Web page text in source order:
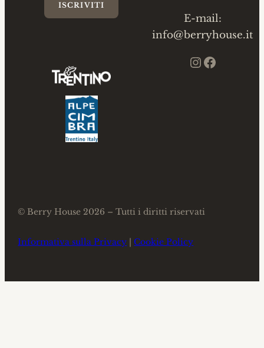
E-mail:
info@berryhouse.it
Instagram
© Berry House 2026 – Tutti i diritti riservati
Informativa sulla Privacy |Cookie Policy